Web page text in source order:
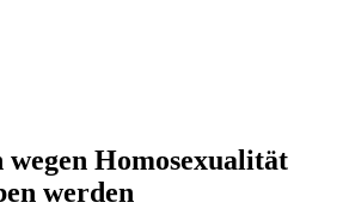
Homosexualität
werden